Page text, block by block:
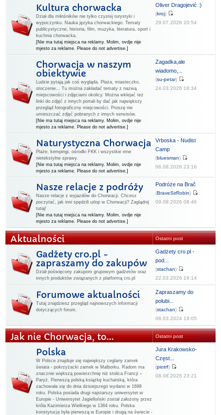
Kultura chorwacka
Dział dla miłośników nie tylko czystej turystyki i
wypoczynku. Nauka języka chorwackiego. Tematy
publicystyczne, historia, film, muzyka, literatura, sport i
kuchnia chorwacka.
[Nie ma tutaj miejsca na reklamy. Molim, ovdje nije
mjesto za reklame. Please do not advertise.]
Oliver Dragojević :)
(kroj)
29.07.2026 20:54
Chorwacja w naszym
obiektywie
Ludzie pytają jak coś wygląda. Plaża, miasteczko,
otoczenie... Tu można zakładać tematy z nazwą
miejscowości i zdjęciami okolicy. Można wklejać też
linki do zdjęć z innych portali by dać jak największy
przegląd fotograficzny miejcowości. Proszę nie
umieszczać zdjęć pobranych z innych serwisów.
[Nie ma tutaj miejsca na reklamy. Molim, ovdje nije
mjesto za reklame. Please do not advertise.]
Zagadka,ale
wiadomo,...
(su-petar)
24.03.2026 18:34
Naturystyczna Chorwacja
Plaże, kempingi, ośrodki FKK i wszystkie inne
nietekstylne sprawy.
[Nie ma tutaj miejsca na reklamy. Molim, ovdje nije
mjesto za reklame. Please do not advertise.]
Vrboska - Nudist
Camp
(bluesman)
06.08.2026 23:16
Nasze relacje z podróży
Nasze relacje z wyjazdów do Chorwacji. Chcesz
poczytać, jak inni spędzili urlop w Chorwacji? Zaglądnij
tutaj!
[Nie ma tutaj miejsca na reklamy. Molim, ovdje nije
mjesto za reklame. Please do not advertise.]
Podróże na Brač
(BraveSirRobin)
09.08.2026 08:46
Aktualności Ostatni post
Gadżety cro.pl -
zapraszamy do zakupów
Dział poświęcony zakupom grupowym gadżetów oraz
innych produktów związanych z platformą cro.pl
Gadżety cro.pl -
pod...
(stachan)
22.03.2026 19:14
Forumowe aktualności
Tutaj znajdziesz przegląd najnowszych informacji
dotyczących forum.
Zapraszamy do
polubi...
(stachan)
06.03.2024 19:05
Jak nie Chorwacja, to... Ostatni post
Polska
W Polsce znajduje się największy ceglany zamek
świata - pokrzyżacki zamek w Malborku. Radom ma
znacznie większą powierzchnię niż stolica Francji –
Paryż. Pierwszą polską książkę kucharską, która
zachowała się do dnia dzisiejszego wydano w 1698
roku. Polska posiada drugi najstarszy uniwersytet w
Europie - Uniwersytet Jagielloński został założony przez
króla Kazimierza Wielkiego w 1364 roku. Polska
konstytucja była pierwszą w Europie i drugą na świecie -
Jura Krakowsko-
Częst...
(piotrf)
08.08.2026 23:21